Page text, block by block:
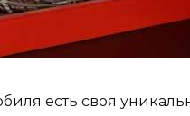
есть своя